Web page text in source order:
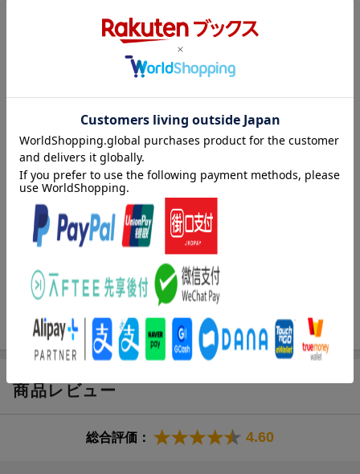
Kobo Libra Colourの特設サイトはこちら >
※セットアップにはWi-Fi環境が必要です。
詳細は「楽天Koboトップ」より「ヘルプ」ページをご確認くださ
い。
商品レビュー
総合評価： 4.60